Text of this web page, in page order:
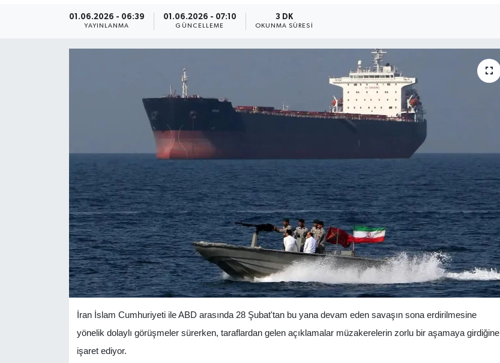
01.06.2026 - 06:39
YAYINLANMA
01.06.2026 - 07:10
GÜNCELLEME
3 DK
OKUNMA SÜRESI
İran İslam Cumhuriyeti ile ABD arasında 28 Şubat'tan bu yana devam eden savaşın sona erdirilmesine
yönelik dolaylı görüşmeler sürerken, taraflardan gelen açıklamalar müzakerelerin zorlu bir aşamaya girdiğine
işaret ediyor.